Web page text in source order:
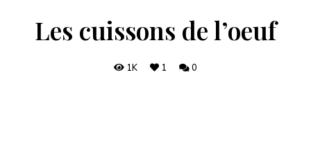
Les cuissons de l’oeuf
1K 1 0